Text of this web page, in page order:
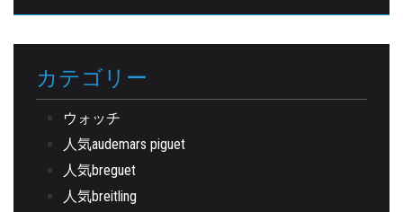
カテゴリー
ウォッチ
人気audemars piguet
人気breguet
人気breitling